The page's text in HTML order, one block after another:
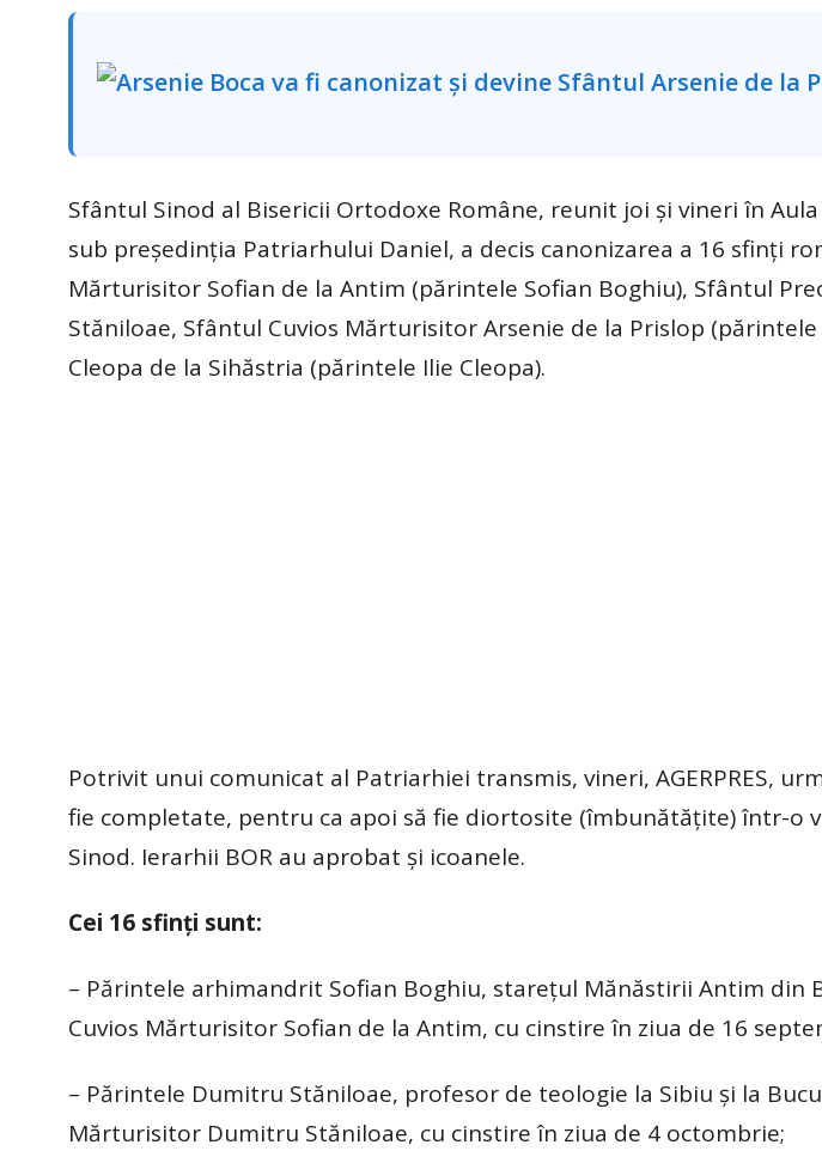
Sfântul Sinod al Bisericii Ortodoxe Române, reunit joi şi vineri în Aula
sub preşedinţia Patriarhului Daniel, a decis canonizarea a 16 sfinţi
Mărturisitor Sofian de la Antim (părintele Sofian Boghiu), Sfântul
Stăniloae, Sfântul Cuvios Mărturisitor Arsenie de la Prislop (părintele
Cleopa de la Sihăstria (părintele Ilie Cleopa).
Potrivit unui comunicat al Patriarhiei transmis, vineri, AGERPRES,
fie completate, pentru ca apoi să fie diortosite (îmbunătăţite) într-o
Sinod. Ierarhii BOR au aprobat şi icoanele.
Cei 16 sfinţi sunt:
– Părintele arhimandrit Sofian Boghiu, stareţul Mănăstirii Antim din
Cuvios Mărturisitor Sofian de la Antim, cu cinstire în ziua de 16
– Părintele Dumitru Stăniloae, profesor de teologie la Sibiu şi la
Mărturisitor Dumitru Stăniloae, cu cinstire în ziua de 4 octombrie;